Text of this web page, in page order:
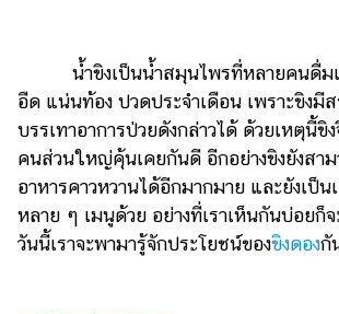
Music
Station
ละคร
เกาหลี
ไลฟ์
น้ำขิงเป็นน้ำสมุนไพรที่หลายคนดื่ม
อืด แน่นท้อง ปวดประจำเดือน เพราะขิง
บรรเทาอาการป่วยดังกล่าวได้ ด้วยเหตุนี้ขิ
คนส่วนใหญ่คุ้นเคยกันดี อีกอย่างขิงยังสา
อาหารคาวหวานได้อีกมากมาย และยังเป็น
หลาย ๆ เมนูด้วย อย่างที่เราเห็นกันบ่อยก็
วันนี้เราจะพามารู้จักประโยชน์ของขิงดองกั